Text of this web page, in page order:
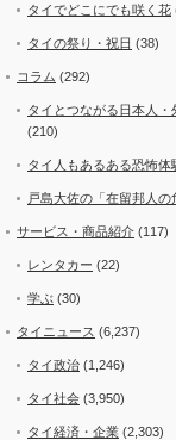
タイでどこにでも咲く花
タイの祭り・祝日 (38)
コラム (292)
タイとつながる日本人
(210)
タイ人もあるある恐怖体
戸島大佐の「在留邦人の
サービス・商品紹介 (117)
レンタカー (22)
学ぶ (30)
タイニュース (6,237)
タイ政治 (1,246)
タイ社会 (3,950)
タイ経済・企業 (2,303)